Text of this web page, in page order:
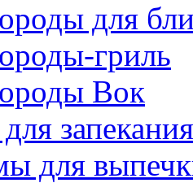
для
гриль
Вок
запекания
для